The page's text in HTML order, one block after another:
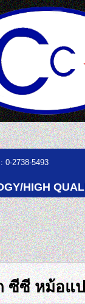
0-2738-5493
HIGH
ซีซี หม้อแ